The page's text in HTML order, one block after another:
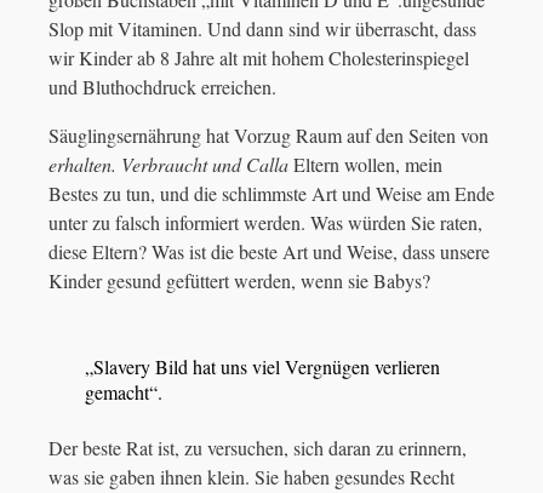
Slop mit Vitaminen. Und dann sind wir überrascht, dass
wir Kinder ab 8 Jahre alt mit hohem Cholesterinspiegel
und Bluthochdruck erreichen.
Säuglingsernährung hat Vorzug Raum auf den Seiten von
erhalten. Verbraucht und CallaEltern wollen, mein
Bestes zu tun, und die schlimmste Art und Weise am Ende
unter zu falsch informiert werden. Was würden Sie raten,
diese Eltern? Was ist die beste Art und Weise, dass unsere
Kinder gesund gefüttert werden, wenn sie Babys?
„Slavery Bild hat uns viel Vergnügen verlieren
gemacht“.
Der beste Rat ist, zu versuchen, sich daran zu erinnern,
was sie gaben ihnen klein. Sie haben gesundes Recht